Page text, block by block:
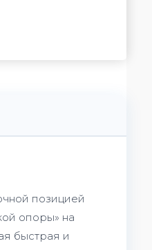
позицией
опоры» на
быстрая и